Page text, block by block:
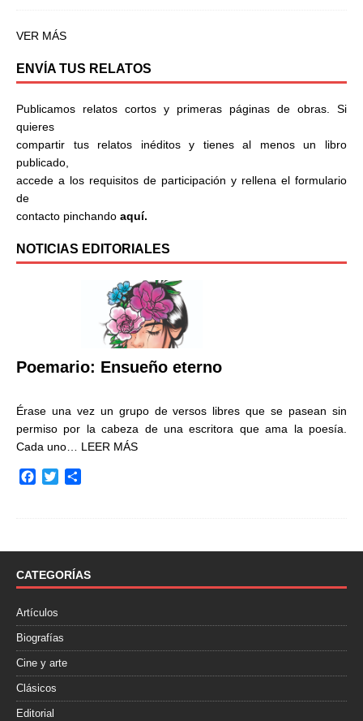
VER MÁS
ENVÍA TUS RELATOS
Publicamos relatos cortos y primeras páginas de obras. Si
quieres
compartir tus relatos inéditos y tienes al menos un libro
publicado,
accede a los requisitos de participación y rellena el formulario
de
contacto pinchando aquí.
NOTICIAS EDITORIALES
Poemario: Ensueño eterno
Érase una vez un grupo de versos libres que se pasean sin
permiso por la cabeza de una escritora que ama la poesía.
Cada uno… LEER MÁS
o
k
r
t
i
CATEGORÍAS
Artículos
Biografías
Cine y arte
Clásicos
Editorial